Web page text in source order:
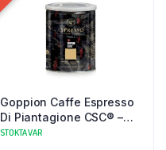
Goppion Caffe Espresso
Di Piantagione CSC® –
Fasulye Çekirdek Kahve
STOKTA VAR